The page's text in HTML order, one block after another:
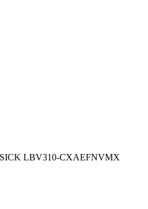
LBV310-CXAEFNVMX